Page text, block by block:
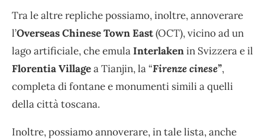
Tra le altre repliche possiamo, inoltre, annoverare
l’Overseas Chinese Town East(OCT), vicino ad un
lago artificiale, che emulaInterlakenin Svizzera e il
Florentia Villagea Tianjin, la “Firenze cinese”,
completa di fontane e monumenti simili a quelli
della città toscana.
Inoltre, possiamo annoverare, in tale lista, anche